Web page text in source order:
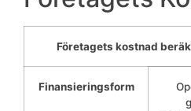
Företagets kostnad
Finansieringsform